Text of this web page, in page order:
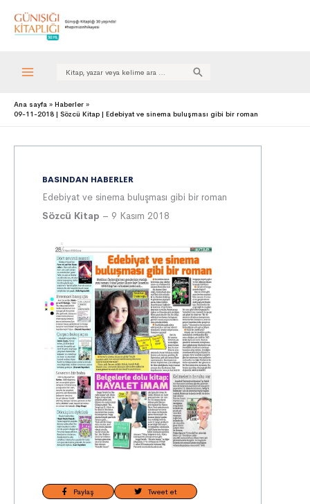
Search
Ana sayfa
Haberler
09-11-2018 | Sözcü Kitap | Edebiyat ve sinema buluşması gibi bir roman
BASINDAN HABERLER
Edebiyat ve sinema buluşması gibi bir roman
Sözcü Kitap – 9 Kasım 2018
Paylaş Tweet et